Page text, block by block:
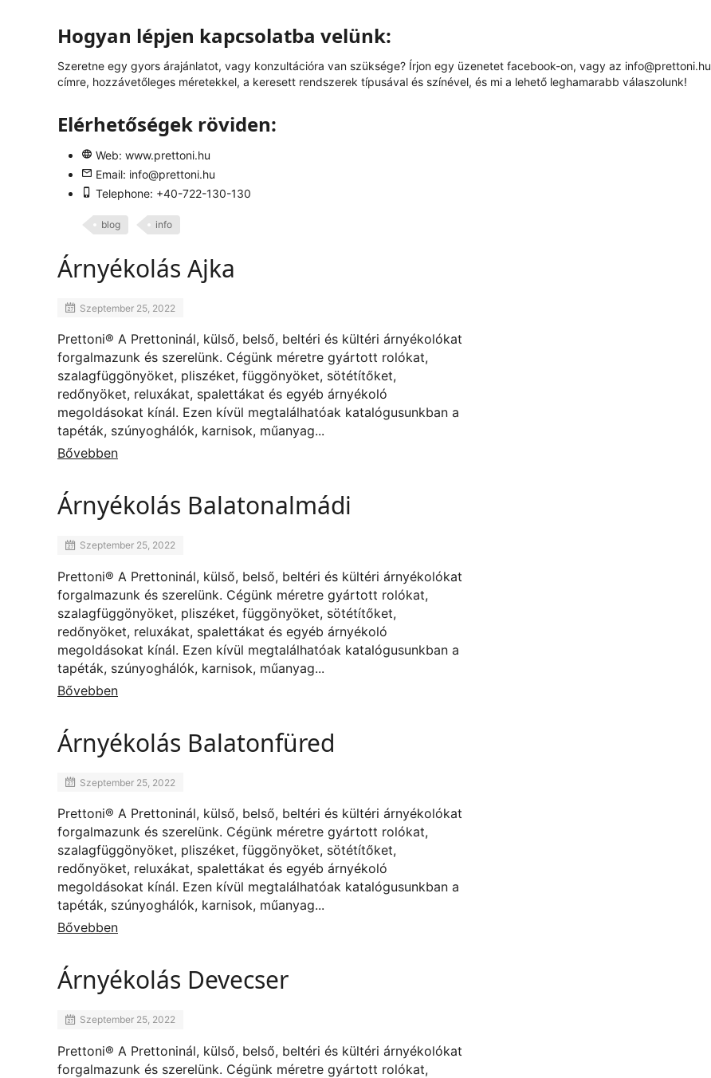
Hogyan lépjen kapcsolatba velünk:
Szeretne egy gyors árajánlatot, vagy konzultációra van szüksége? Írjon egy üzenetet facebook-on, vagy az info@prettoni.hu
címre, hozzávetőleges méretekkel, a keresett rendszerek típusával és színével, és mi a lehető leghamarabb válaszolunk!
Elérhetőségek röviden:
Web: www.prettoni.hu
Email: info@prettoni.hu
Telephone: +40-722-130-130
blog info
Árnyékolás Ajka
Szeptember 25, 2022
Prettoni® A Prettoninál, külső, belső, beltéri és kültéri árnyékolókat
forgalmazunk és szerelünk. Cégünk méretre gyártott rolókat,
szalagfüggönyöket, pliszéket, függönyöket, sötétítőket,
redőnyöket, reluxákat, spalettákat és egyéb árnyékoló
megoldásokat kínál. Ezen kívül megtalálhatóak katalógusunkban a
tapéták, szúnyoghálók, karnisok, műanyag...
Bővebben
Árnyékolás Balatonalmádi
Szeptember 25, 2022
Prettoni® A Prettoninál, külső, belső, beltéri és kültéri árnyékolókat
forgalmazunk és szerelünk. Cégünk méretre gyártott rolókat,
szalagfüggönyöket, pliszéket, függönyöket, sötétítőket,
redőnyöket, reluxákat, spalettákat és egyéb árnyékoló
megoldásokat kínál. Ezen kívül megtalálhatóak katalógusunkban a
tapéták, szúnyoghálók, karnisok, műanyag...
Bővebben
Árnyékolás Balatonfüred
Szeptember 25, 2022
Prettoni® A Prettoninál, külső, belső, beltéri és kültéri árnyékolókat
forgalmazunk és szerelünk. Cégünk méretre gyártott rolókat,
szalagfüggönyöket, pliszéket, függönyöket, sötétítőket,
redőnyöket, reluxákat, spalettákat és egyéb árnyékoló
megoldásokat kínál. Ezen kívül megtalálhatóak katalógusunkban a
tapéták, szúnyoghálók, karnisok, műanyag...
Bővebben
Árnyékolás Devecser
Szeptember 25, 2022
Prettoni® A Prettoninál, külső, belső, beltéri és kültéri árnyékolókat
forgalmazunk és szerelünk. Cégünk méretre gyártott rolókat,